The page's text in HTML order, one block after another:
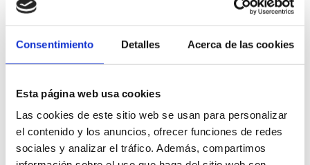
Consentimiento Detalles Acerca de las cookies
Esta página web usa cookies
Las cookies de este sitio web se usan para personalizar
el contenido y los anuncios, ofrecer funciones de redes
sociales y analizar el tráfico. Además, compartimos
964 Probierladen
Office du tourisme de la Communauté
autonome Espadán-Mijares